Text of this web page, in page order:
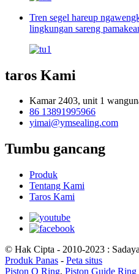
Tren segel hareup
lingkungan sareng
taros Kami
Kamar 2403, unit 1
86 13891995966
yimai@ymsealing.com
Tumbu gancang
Produk
Tentang Kami
Taros Kami
© Hak Cipta - 2010-2023 :
Produk Panas - Peta situs
Piston O Ring, Piston Guide